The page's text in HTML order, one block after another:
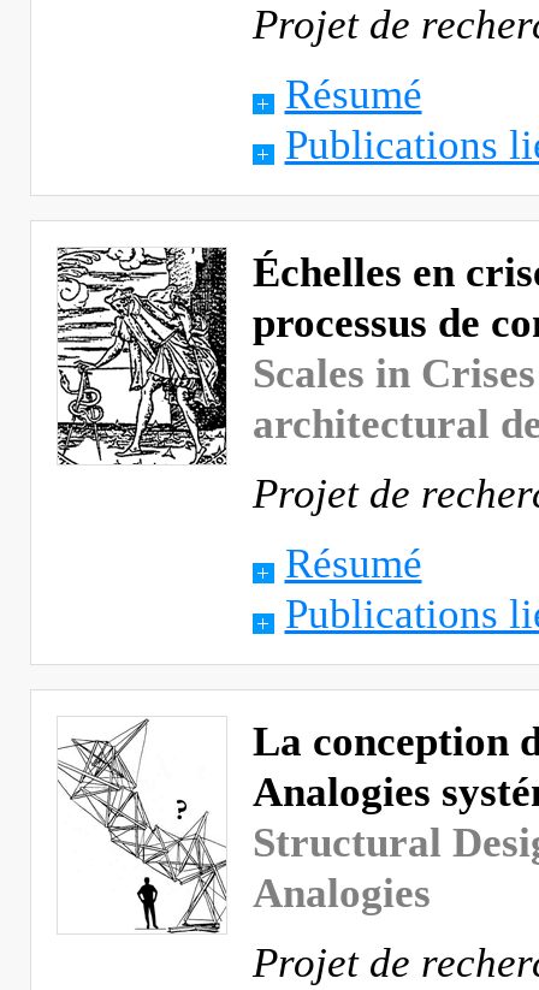
Projet de
Résumé
Publications
Échelles en
processus de
Scales in
architectural
Projet de
Résumé
Publications
La conception
Analogies
Structural
Analogies
Projet de